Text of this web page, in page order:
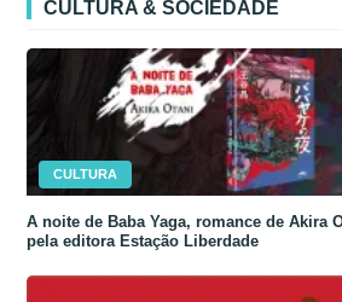
CULTURA & SOCIEDADE
CULTURA
A noite de Baba Yaga, romance de Akira
pela editora Estação Liberdade